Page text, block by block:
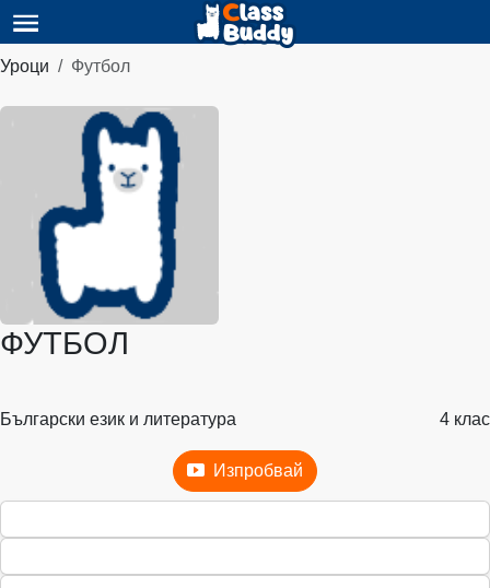
Уроци Футбол
ФУТБОЛ
Български език и литература 4 клас
Изпробвай